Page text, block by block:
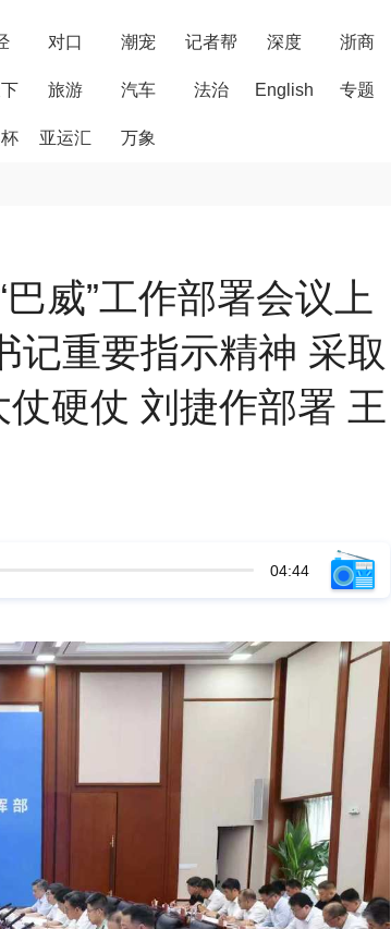
对口 潮宠 记者帮 深度 浙商
旅游 汽车 法治 English 专题
亚运汇 万象
威”工作部署会议上
记重要指示精神 采取
硬仗 刘捷作部署 王
04:44